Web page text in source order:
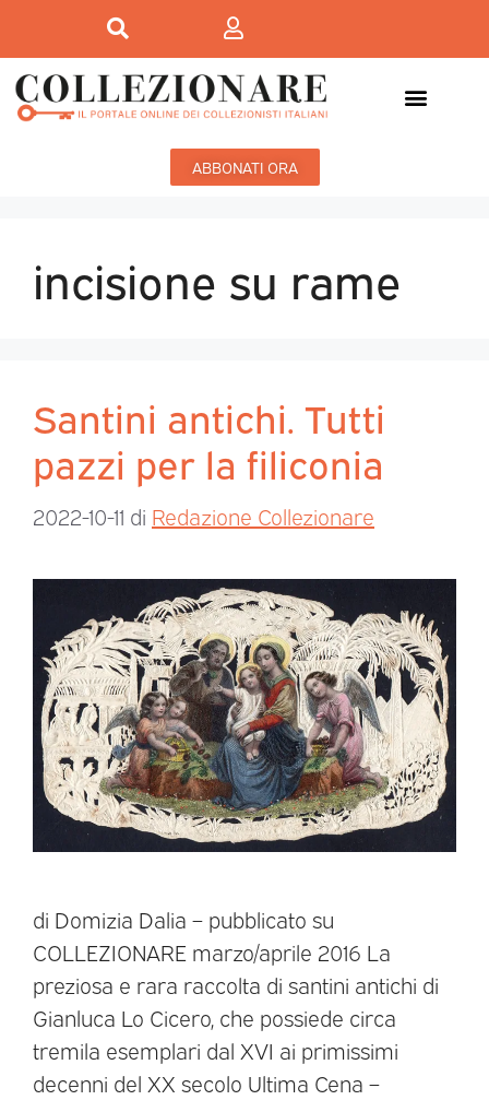
ABBONATI ORA
incisione su rame
Santini antichi. Tutti
pazzi per la filiconia
2022-10-11 di Redazione Collezionare
di Domizia Dalia – pubblicato su
COLLEZIONARE marzo/aprile 2016 La
preziosa e rara raccolta di santini antichi di
Gianluca Lo Cicero, che possiede circa
tremila esemplari dal XVI ai primissimi
decenni del XX secolo Ultima Cena –